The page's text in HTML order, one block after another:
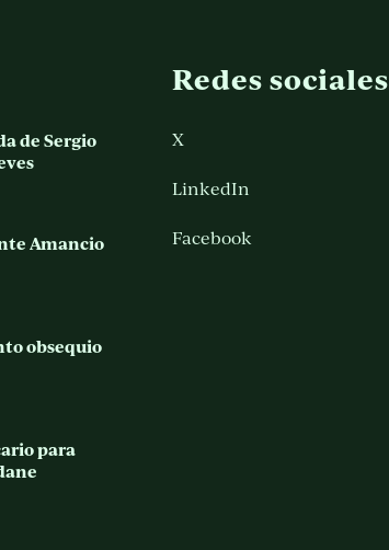
de Sergio
Amancio
obsequio
para
Redes sociales
X
LinkedIn
Facebook